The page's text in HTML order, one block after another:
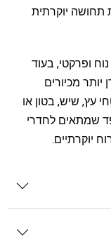
תחושה יוקרתית
ופרקטי, בעוד
יותר מכיורים
עץ, שיש, בטון או
שמתאים לחדרי
יוקרתיים.